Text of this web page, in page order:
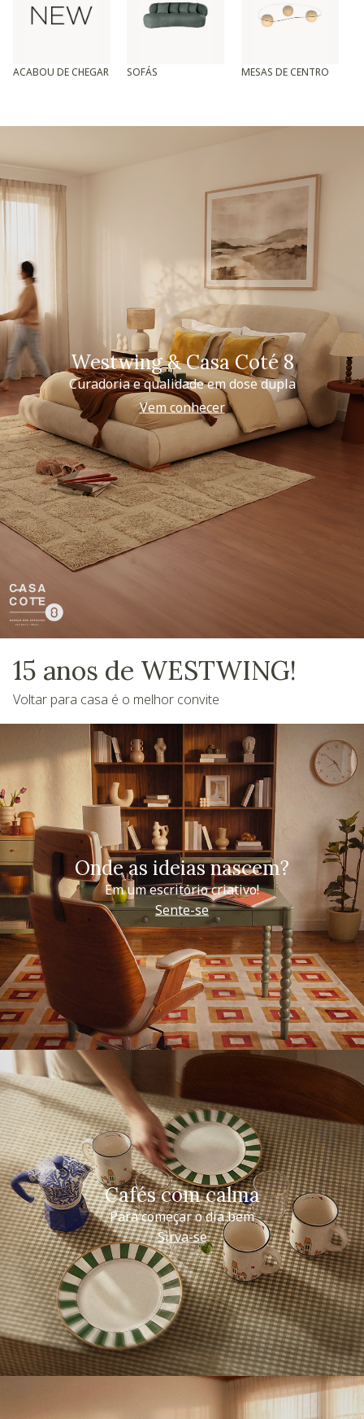
ACABOU DE CHEGAR SOFÁS MESAS DE CENTRO
Westwing & Casa Coté 8
Curadoria e qualidade em dose dupla
Vem conhecer
15 anos de WESTWING!
Voltar para casa é o melhor convite
Onde as ideias nascem?
Em um escritório criativo!
Sente-se
Cafés com calma
Para começar o dia bem
Sirva-se